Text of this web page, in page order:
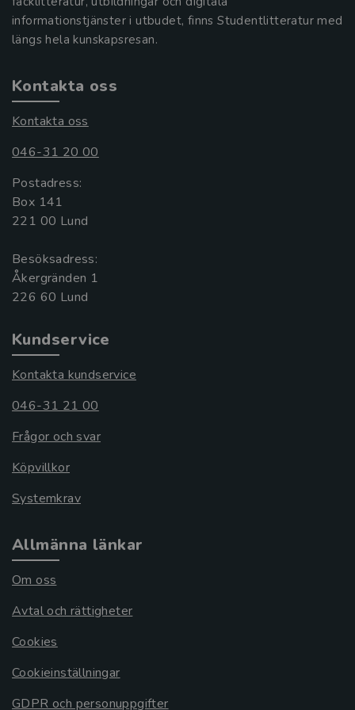
informationstjänster i utbudet, finns Studentlitteratur med
längs hela kunskapsresan.
Kontakta oss
Kontakta oss
046-31 20 00
Postadress:
Box 141
221 00 Lund
Besöksadress:
Åkergränden 1
Kundservice
Kontakta kundservice
046-31 21 00
Frågor och svar
Köpvillkor
Systemkrav
Allmänna länkar
Om oss
Avtal och rättigheter
Cookies
Cookieinställningar
GDPR och personuppgifter